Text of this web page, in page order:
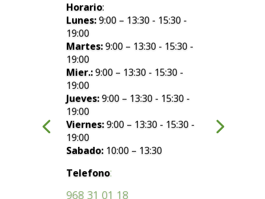
Horario:
Lunes:9:00 – 13:30 - 15:30 -
19:00
Martes:9:00 – 13:30 - 15:30 -
19:00
Mier.:9:00 – 13:30 - 15:30 -
19:00
Jueves:9:00 – 13:30 - 15:30 -
19:00
Viernes:9:00 – 13:30 - 15:30 -
19:00
Sabado: 10:00 – 13:30
Telefono:
968 31 01 18